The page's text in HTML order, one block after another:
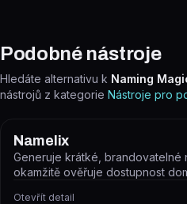
Podobné nástroje
Hledáte alternativu k Naming
nástrojů z kategorie Nástroje pro
Namelix
Generuje krátké, brandovatelné
okamžitě ověřuje dostupnost
Otevřít detail